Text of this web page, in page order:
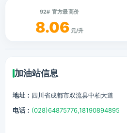
92# 官方最高价
8.06 元/升
加油站信息
地址： 四川省成都市双流县中柏大道
电话： (028)64875776,18190894895